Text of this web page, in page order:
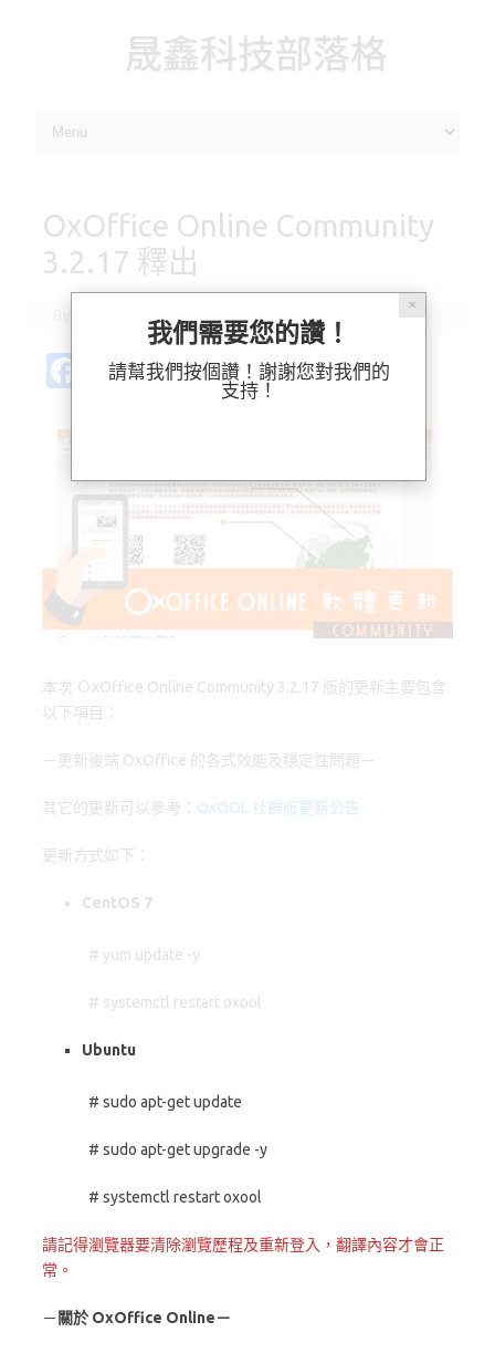
晟鑫科技部落格
OxOffice Online Community
3.2.17 釋出
2021-06-30
Fa
b
o
k
Pl X M
as
o
d
n
Bl
u
k
y
分
本次 ＯxOffice Online Community 3.2.17 版的更新主要包含
以下項目：
－更新後端 OxOffice 的各式效能及穩定性問題－
其它的更新可以參考： OxOOL 社群版更新公告
更新方式如下：
CentOS 7
# yum update -y
# systemctl restart oxool
Ubuntu
# sudo apt-get update
# sudo apt-get upgrade -y
# systemctl restart oxool
請記得瀏覽器要清除瀏覽歷程及重新登入，翻譯內容才會正
常。
－關於 OxOffice Online－
✕
我們需要您的讚！
請幫我們按個讚！謝謝您對我們的
支持！